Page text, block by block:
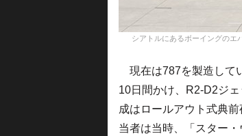
シアトルにあるボーイングのエ
現在は787を製造して
10日間かけ、R2-D2ジ
成はロールアウト式典
当者は当時、「スター